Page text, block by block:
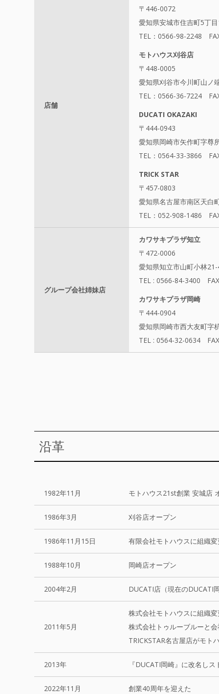
店舗
〒446-0072
愛知県安城市住吉町5丁
TEL：0566-98-2248
モトハウス刈谷店
〒448-0005
愛知県刈谷市今川町山ノ
TEL：0566-36-7224
DUCATI OKAZAKI
〒444-0943
愛知県岡崎市矢作町字尊
TEL：0564-33-3866
TRICK STAR
〒457-0803
愛知県名古屋市南区天白
TEL：052-908-1486
グループ会社姉妹店
カワサキプラザ知立
〒472-0006
愛知県知立市山町小林
TEL : 0566-84-3400
カワサキプラザ岡崎
〒444-0904
愛知県岡崎市西大友町字
TEL : 0564-32-0634
沿革
1982年11月 モトハウス21st創業 安城店
1986年3月 刈谷店オープン
1986年11月15日 有限会社モトハウスに組織
1988年10月 岡崎店オープン
2004年2月 DUCATI店（現在のDUCATI
2011年5月
株式会社モトハウスに組織
株式会社トゥルーブルーと
TRICKSTAR名古屋店がモト
2013年 『DUCATI岡崎』に改名し
2022年11月 創業40周年を迎えた